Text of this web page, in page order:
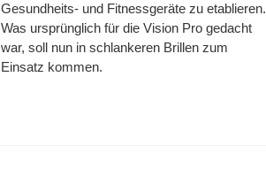
Gesundheits- und Fitnessgeräte zu etablieren.
Was ursprünglich für die Vision Pro gedacht
war, soll nun in schlankeren Brillen zum
Einsatz kommen.